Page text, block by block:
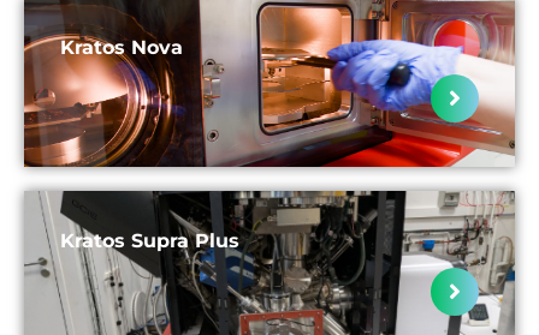
Kratos Nova
Kratos Supra Plus